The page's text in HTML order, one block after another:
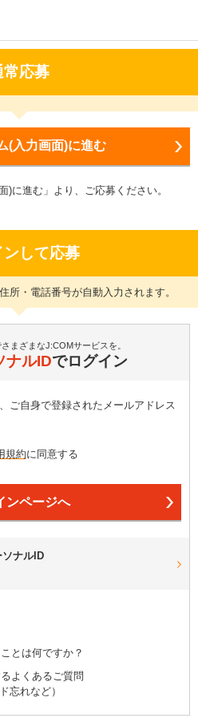
常応募
(入力画面)に進む
)に進む」より、ご応募ください。
ンして応募
所・電話番号が自動入力されます。
まざまなJ:COMサービスを。
ナルIDでログイン
ご自身で登録されたメールアドレス
規約に同意する
ンページへ
ナルID
とは何ですか？
よくあるご質問
忘れなど）